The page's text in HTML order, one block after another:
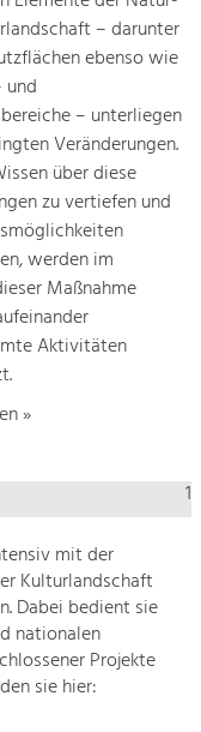
– darunter
ebenso wie
– unterliegen
Veränderungen.
über diese
zu vertiefen und
werden im
Maßnahme
Aktivitäten
»
1
mit der
Kulturlandschaft
Dabei bedient sie
nationalen
Projekte
sie hier: